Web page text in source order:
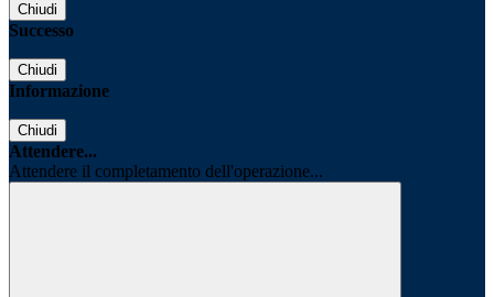
Chiudi
Successo
Chiudi
Informazione
Chiudi
Attendere...
Attendere il completamento dell'operazione...